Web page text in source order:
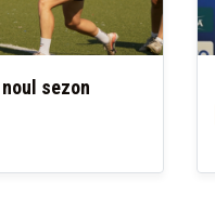
sezon